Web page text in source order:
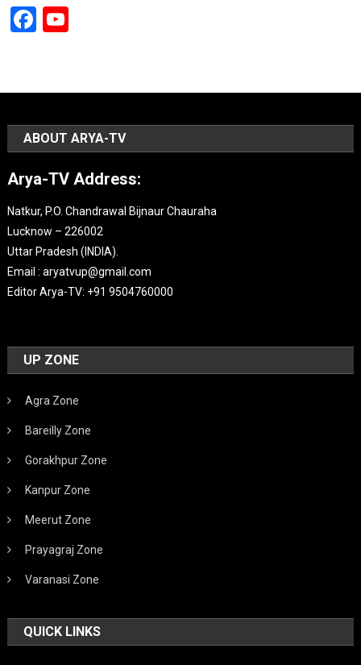
Facebook
YouTube
ABOUT ARYA-TV
Arya-TV Address:
Natkur, P.O. Chandrawal Bijnaur Chauraha
Lucknow – 226002
Uttar Pradesh (INDIA).
Email : aryatvup@gmail.com
Editor Arya-TV: +91 9504760000
UP ZONE
Agra Zone
Bareilly Zone
Gorakhpur Zone
Kanpur Zone
Meerut Zone
Prayagraj Zone
Varanasi Zone
QUICK LINKS